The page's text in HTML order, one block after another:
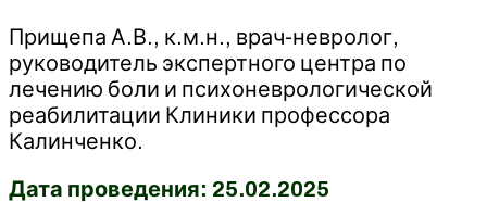
Прищепа А.В., к.м.н., врач-невролог,
руководитель экспертного центра по
лечению боли и психоневрологической
реабилитации Клиники профессора
Калинченко.
Дата проведения: 25.02.2025